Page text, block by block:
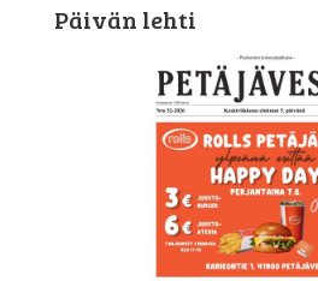
Päivän lehti